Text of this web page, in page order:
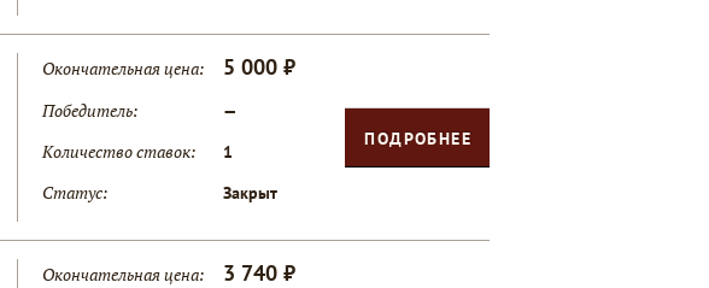
Окончательная цена: 5 000 ₽
Победитель: —
Количество ставок: 1
Статус: Закрыт
ПОДРОБНЕЕ
Окончательная цена: 3 740 ₽